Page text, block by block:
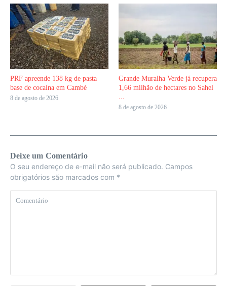
PRF apreende 138 kg de pasta
base de cocaína em Cambé
8 de agosto de 2026
Grande Muralha Verde já recupera
1,66 milhão de hectares no Sahel
...
8 de agosto de 2026
Deixe um Comentário
O seu endereço de e-mail não será publicado. Campos
obrigatórios são marcados com *